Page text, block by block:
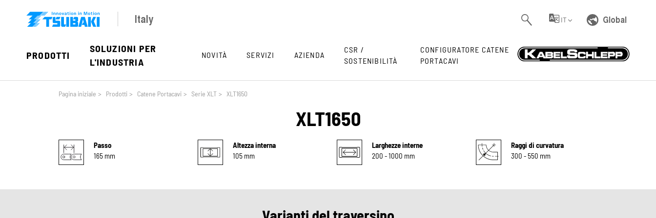
Italy IT Global
PRODOTTI
SOLUZIONI PER
L'INDUSTRIA
NOVITÀ SERVIZI AZIENDA
CSR /
SOSTENIBILITÀ
CONFIGURATORE CATENE
PORTACAVI
Pagina iniziale > Prodotti > Catene Portacavi > Serie XLT > XLT1650
XLT1650
Passo
165 mm
Altezza interna
105 mm
Larghezze interne
200 - 1000 mm
Raggi di curvatura
300 - 550 mm